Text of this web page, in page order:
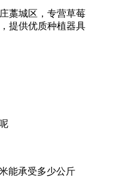
藁城区，专营草莓
提供优质种植器具
能承受多少公斤